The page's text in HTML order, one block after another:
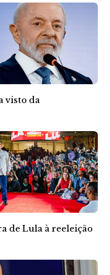
visto da
de Lula à reeleição